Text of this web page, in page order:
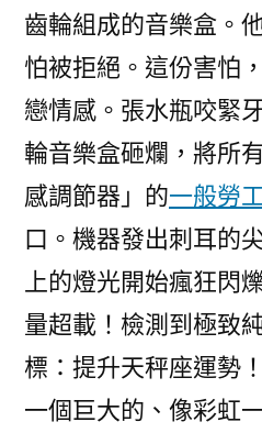
齒輪組成的音樂盒。
怕被拒絕。這份害怕
戀情感。張水瓶咬緊
輪音樂盒砸爛，將所
感調節器」的一般勞
口。機器發出刺耳的
上的燈光開始瘋狂閃
量超載！檢測到極致
標：提升天秤座運勢
一個巨大的、像彩虹